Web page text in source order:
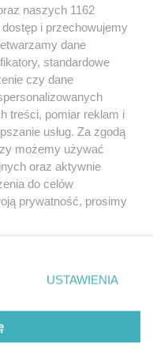
sp. z o.o.
naszych 1162
i przechowujemy
dane
standardowe
czy dane
treści, pomiar reklam i
usług. Za zgodą
możemy używać
oraz aktywnie
do celów
prywatność, prosimy
dolnym rogu strony
danych nie wymagają
będą miały
USTAWIENIA